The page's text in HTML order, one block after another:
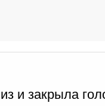
и закрыла